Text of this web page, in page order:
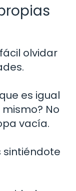
olvidar
es igual
No
vacía.
sintiéndote